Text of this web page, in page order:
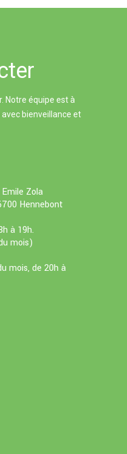
Notre équipe est à
bienveillance et
Zola
Hennebont
à 19h.
mois)
mois, de 20h à